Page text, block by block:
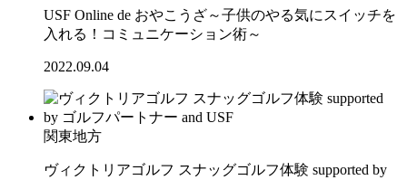
USF Online de おやこうざ～子供のやる気にスイッチを
入れる！コミュニケーション術～
2022.09.04
関東地方
ヴィクトリアゴルフ スナッグゴルフ体験 supported by